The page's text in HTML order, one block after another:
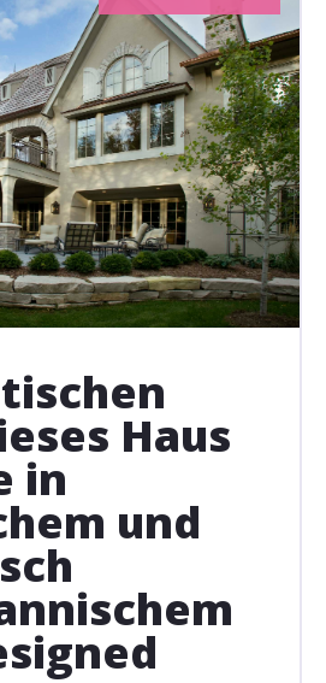
Haus
in
und